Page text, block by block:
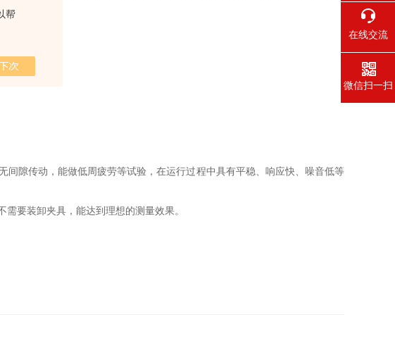
帮
隙传动，能做低周疲劳等试验，在运行过程中具有平稳、响应快、噪音低等
要装卸夹具，能达到理想的测量效果。
在线交流
微信扫一扫